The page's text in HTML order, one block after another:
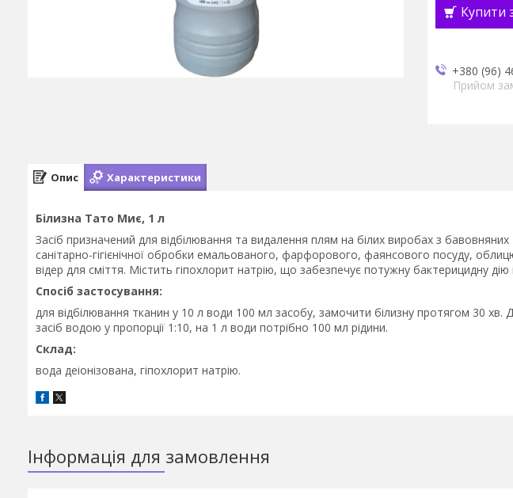
Купити
+380 (96)
Прийом
Опис Характеристики
Білизна Тато Миє, 1 л
Засіб призначений для відбілювання та видалення плям на білих виробах з
санітарно-гігієнічної обробки емальованого, фарфорового, фаянсового посуду,
відер для сміття. Містить гіпохлорит натрію, що забезпечує потужну бактерицидну дію
Спосіб застосування:
для відбілювання тканин у 10 л води 100 мл засобу, замочити білизну протягом 30 хв.
засіб водою у пропорції 1:10, на 1 л води потрібно 100 мл рідини.
Склад:
вода деіонізована, гіпохлорит натрію.
Інформація для замовлення